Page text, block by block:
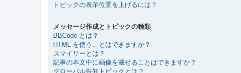
トピックの表示位置を上げるには？
メッセージ作成とトピックの種類
BBCode とは？
HTML を使うことはできますか？
スマイリーとは？
記事の本文中に画像を載せることはできますか？
グローバル告知トピックとは？